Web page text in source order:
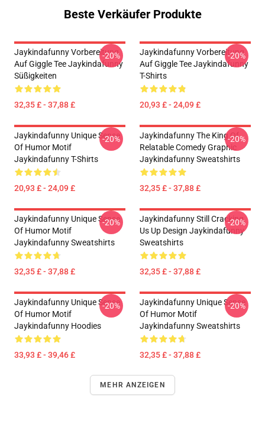
Beste Verkäufer Produkte
Jaykindafunny Vorbereitung
Auf Giggle Tee Jaykindafunny
Süßigkeiten
32,35 £ - 37,88 £
-20%
Jaykindafunny Vorbereitung
Auf Giggle Tee Jaykindafunny
T-Shirts
20,93 £ - 24,09 £
-20%
Jaykindafunny Unique Sense
Of Humor Motif
Jaykindafunny T-Shirts
20,93 £ - 24,09 £
-20%
Jaykindafunny The King Of
Relatable Comedy Graphic
Jaykindafunny Sweatshirts
32,35 £ - 37,88 £
-20%
Jaykindafunny Unique Sense
Of Humor Motif
Jaykindafunny Sweatshirts
32,35 £ - 37,88 £
-20%
Jaykindafunny Still Cracking
Us Up Design Jaykindafunny
Sweatshirts
32,35 £ - 37,88 £
-20%
Jaykindafunny Unique Sense
Of Humor Motif
Jaykindafunny Hoodies
33,93 £ - 39,46 £
-20%
Jaykindafunny Unique Sense
Of Humor Motif
Jaykindafunny Sweatshirts
32,35 £ - 37,88 £
-20%
MEHR ANZEIGEN